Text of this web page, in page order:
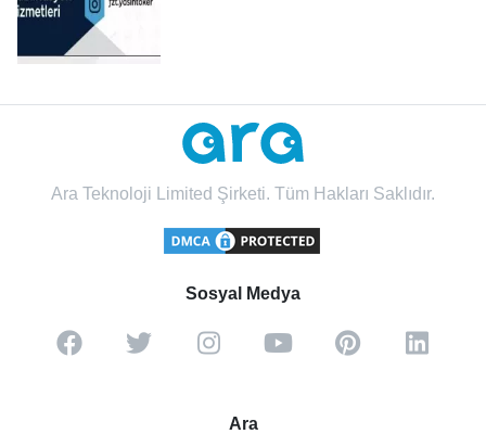
Ara Teknoloji Limited Şirketi. Tüm Hakları Saklıdır.
Sosyal Medya
Ara